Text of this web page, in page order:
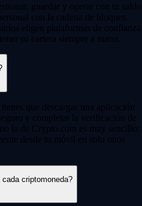
guardar y operar con tu saldo
con la cadena de bloques.
eligen plataformas de confianza
su cartera siempre a mano.
que descargar una aplicación
y completar la verificación de
la de Crypto.com es muy sencillo:
desde tu móvil en solo unos
criptomoneda?